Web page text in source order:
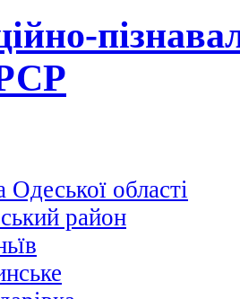
Одеської області
район